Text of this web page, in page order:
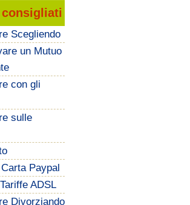
Scegliendo
un Mutuo
con gli
sulle
Paypal
ADSL
Divorziando